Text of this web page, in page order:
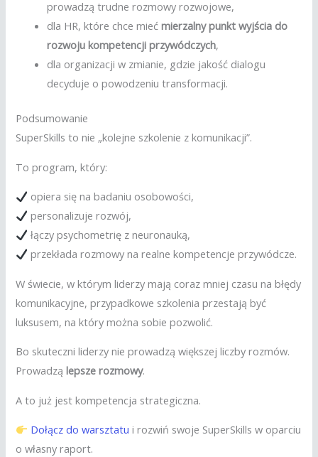
prowadzą trudne rozmowy rozwojowe,
dla HR, które chce miećmierzalny punkt wyjścia do
rozwoju kompetencji przywódczych,
dla organizacji w zmianie, gdzie jakość dialogu
decyduje o powodzeniu transformacji.
Podsumowanie
SuperSkills to nie „kolejne szkolenie z komunikacji”.
To program, który:
opiera się na badaniu osobowości,
personalizuje rozwój,
łączy psychometrię z neuronauką,
przekłada rozmowy na realne kompetencje przywódcze.
W świecie, w którym liderzy mają coraz mniej czasu na błędy
komunikacyjne, przypadkowe szkolenia przestają być
luksusem, na który można sobie pozwolić.
Bo skuteczni liderzy nie prowadzą większej liczby rozmów.
Prowadząlepsze rozmowy.
A to już jest kompetencja strategiczna.
Dołącz do warsztatu i rozwiń swoje SuperSkills w oparciu
o własny raport.